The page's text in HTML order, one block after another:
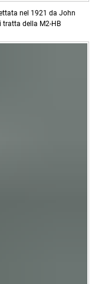
nel 1921 da John
tratta della M2-HB